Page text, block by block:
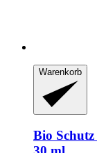
Warenkorb
Bio Schutz